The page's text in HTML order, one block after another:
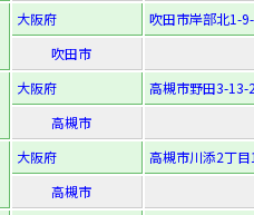
大阪府
吹田市岸部北1-
吹田市
大阪府
高槻市野田3-13-
高槻市
大阪府
高槻市川添2丁
高槻市